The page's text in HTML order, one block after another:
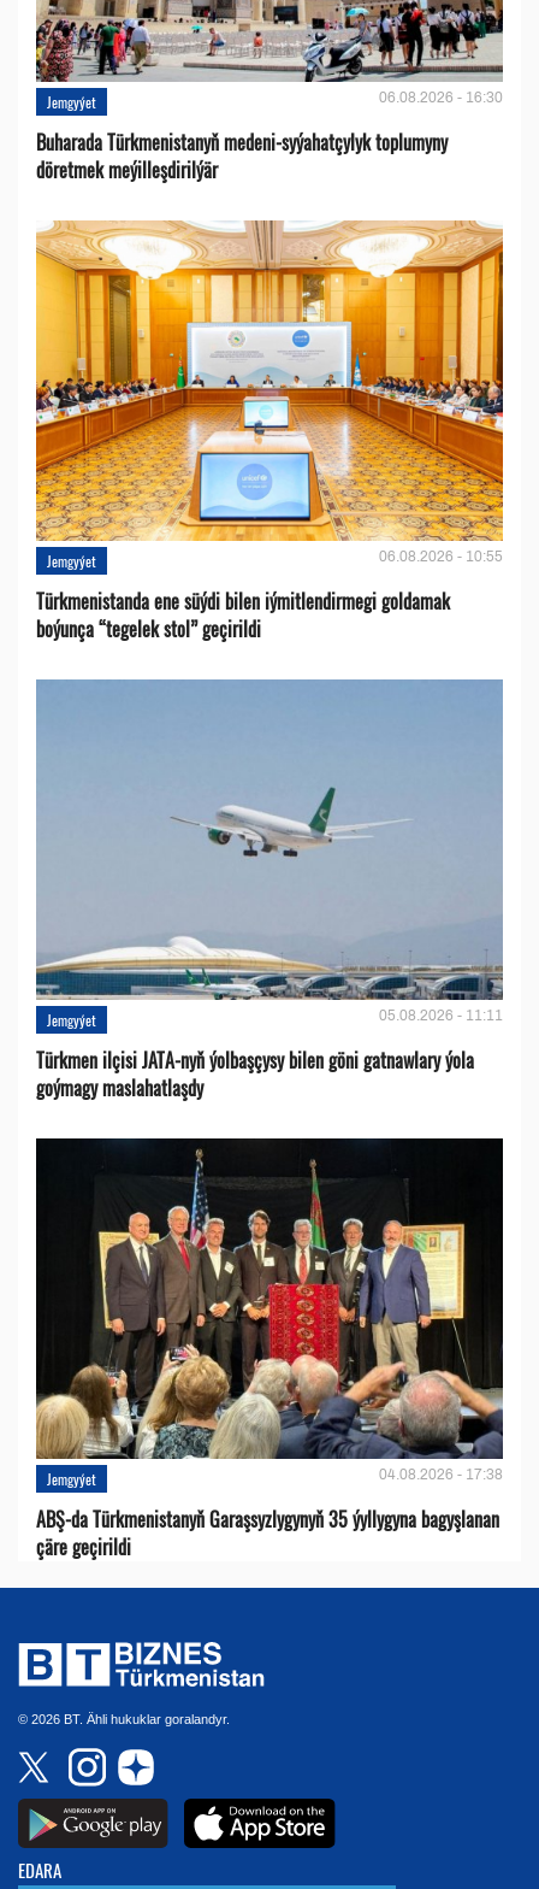
Jemgyýet 06.08.2026 - 16:30
Buharada Türkmenistanyň medeni-syýahatçylyk toplumyny
döretmek meýilleşdirilýär
Jemgyýet 06.08.2026 - 10:55
Türkmenistanda ene süýdi bilen iýmitlendirmegi goldamak
boýunça “tegelek stol” geçirildi
Jemgyýet 05.08.2026 - 11:11
Türkmen ilçisi JATA-nyň ýolbaşçysy bilen göni gatnawlary ýola
goýmagy maslahatlaşdy
Jemgyýet 04.08.2026 - 17:38
ABŞ-da Türkmenistanyň Garaşsyzlygynyň 35 ýyllygyna bagyşlanan
çäre geçirildi
© 2026 BT. Ähli hukuklar goralandyr.
EDARA